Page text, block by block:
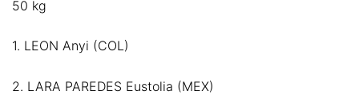
50 kg
1. LEON Anyi (COL)
2. LARA PAREDES Eustolia (MEX)